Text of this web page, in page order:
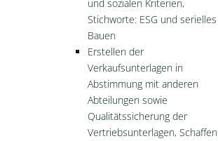
und sozialen Kriterien,
Stichworte: ESG und serielles
Bauen
Erstellen der
Verkaufsunterlagen in
Abstimmung mit anderen
Abteilungen sowie
Qualitätssicherung der
Vertriebsunterlagen, Schaffen